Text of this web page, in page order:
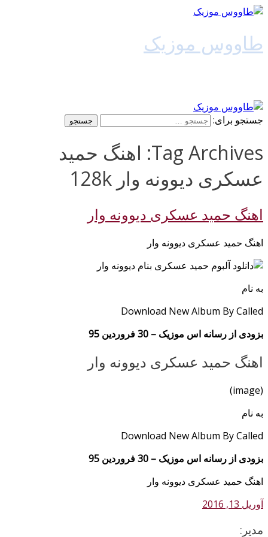
طاووس موزیک
جستجو برای:
Tag Archives: اهنگ حمید
عسکری دیوونه وار 128k
اهنگ حمید عسکری دیوونه وار
اهنگ حمید عسکری دیوونه وار
به نام
Download New Album By Called
بزودی از رسانه اس موزیک – 30 فروردین 95
اهنگ حمید عسکری دیوونه وار
(image)
به نام
Download New Album By Called
بزودی از رسانه اس موزیک – 30 فروردین 95
اهنگ حمید عسکری دیوونه وار
آوریل 13, 2016
مدیر: